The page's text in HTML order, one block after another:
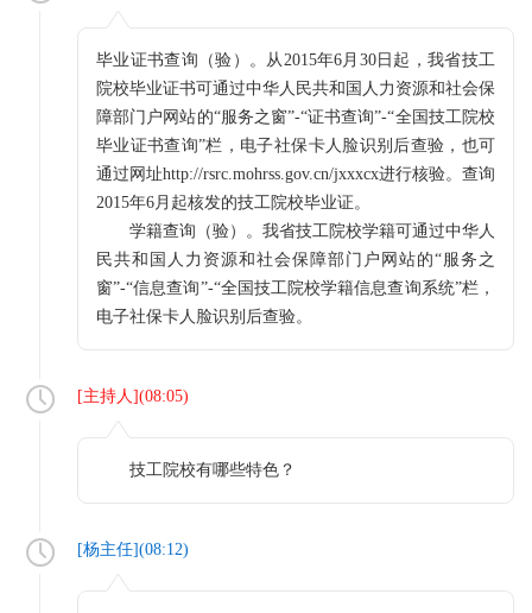
毕业证书查询（验）。从2015年6月30日起，我省技工
院校毕业证书可通过中华人民共和国人力资源和社会保
障部门户网站的“服务之窗”-“证书查询”-“全国技工院校
毕业证书查询”栏，电子社保卡人脸识别后查验，也可
通过网址http://rsrc.mohrss.gov.cn/jxxxcx进行核验。查询
2015年6月起核发的技工院校毕业证。
学籍查询（验）。我省技工院校学籍可通过中华人
民共和国人力资源和社会保障部门户网站的“服务之
窗”-“信息查询”-“全国技工院校学籍信息查询系统”栏，
电子社保卡人脸识别后查验。
[主持人](08:05)
技工院校有哪些特色？
[杨主任](08:12)